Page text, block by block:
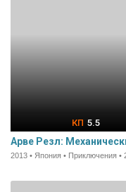
5.5
Арве Резл:
2013 • Япония • Приключения •